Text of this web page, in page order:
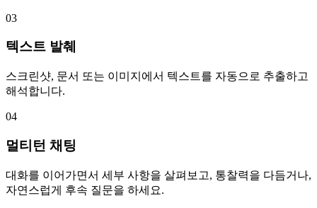
03
텍스트 발췌
스크린샷, 문서 또는 이미지에서 텍스트를 자동으로 추출하고
해석합니다.
04
멀티턴 채팅
대화를 이어가면서 세부 사항을 살펴보고, 통찰력을 다듬거나,
자연스럽게 후속 질문을 하세요.